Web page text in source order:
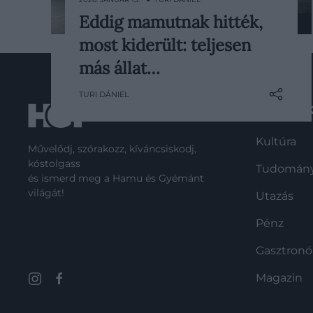
Egy alaszkai múzeum raktárában
több mint hetven éven át
mamutcsontokként tartottak
A friss vizsgálatok azonban
teljesen téves volt, és a
maradványok még csak nem is egy
szárazföldi…
Eddig mamutnak hitték,
most kiderült: teljesen
más állat…
TURI DÁNIEL
Művelődj, szórakozz, kíváncsiskodj,
kóstolgass
és ismerd meg a Hamu és Gyémánt
világát!
Kultúra
Utazás
Pénz
Magazin